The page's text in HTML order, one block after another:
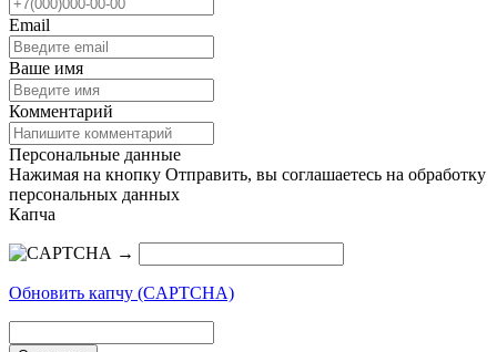
Email
Ваше имя
Комментарий
Персональные данные
Нажимая на кнопку Отправить, вы соглашаетесь на обработку
персональных данных
Капча
→
Обновить капчу (CAPTCHA)